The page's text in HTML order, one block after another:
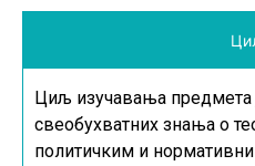
Циљ изучавања предмета
свеобухватних знања о
политичким и